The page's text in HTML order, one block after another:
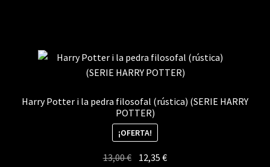
Harry Potter i la pedra filosofal (rústica) (SERIE HARRY
POTTER)
¡OFERTA!
13,00€ El12,35€El